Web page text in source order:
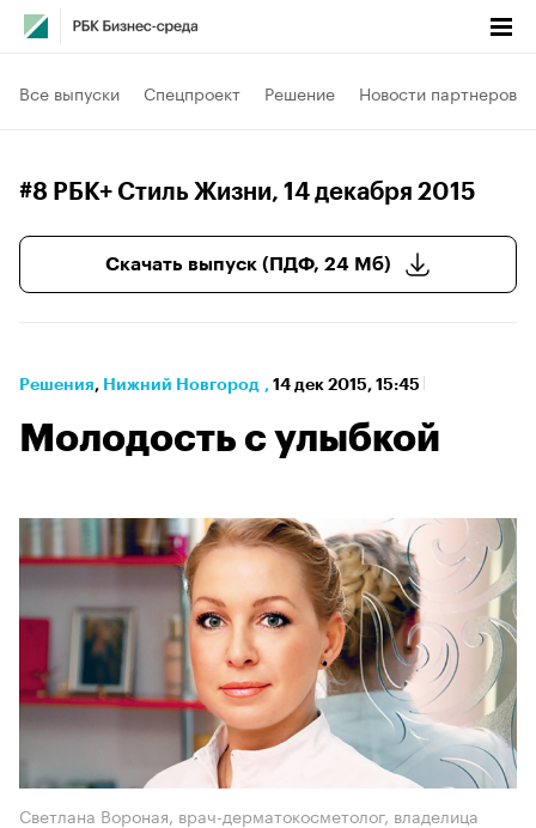
Все выпуски Спецпроект Решение Новости партнеров
#8 РБК+ Стиль Жизни, 14 декабря 2015
Скачать выпуск (ПДФ, 24 Мб)
Решения⁠, Нижний Новгород , 14 дек 2015, 15:45
Молодость с улыбкой
Светлана Вороная, врач-дерматокосметолог, владелица